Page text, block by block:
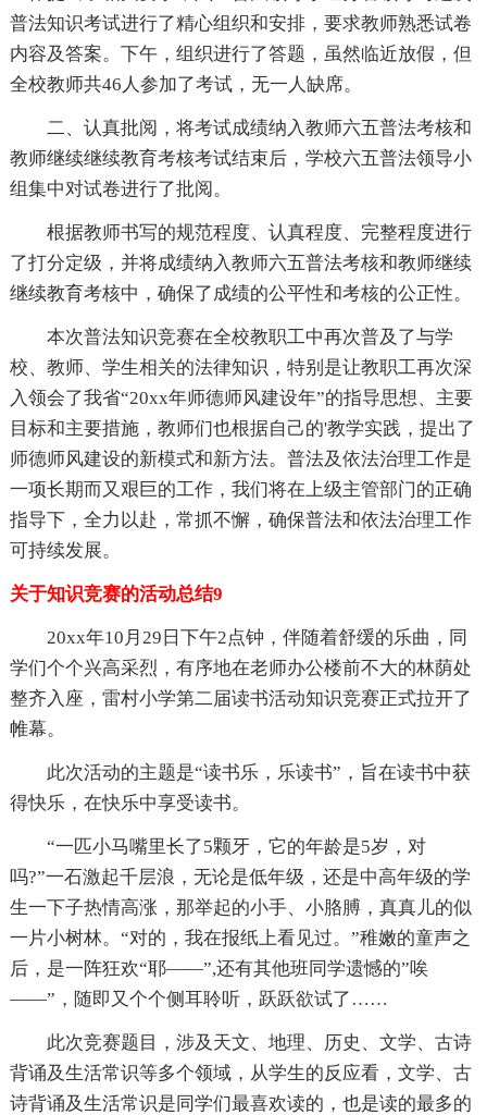
普法知识考试进行了精心组织和安排，要求教师熟悉试卷
内容及答案。下午，组织进行了答题，虽然临近放假，但
全校教师共46人参加了考试，无一人缺席。
二、认真批阅，将考试成绩纳入教师六五普法考核和
教师继续继续教育考核考试结束后，学校六五普法领导小
组集中对试卷进行了批阅。
根据教师书写的规范程度、认真程度、完整程度进行
了打分定级，并将成绩纳入教师六五普法考核和教师继续
继续教育考核中，确保了成绩的公平性和考核的公正性。
本次普法知识竞赛在全校教职工中再次普及了与学
校、教师、学生相关的法律知识，特别是让教职工再次深
入领会了我省“20xx年师德师风建设年”的指导思想、主要
目标和主要措施，教师们也根据自己的'教学实践，提出了
师德师风建设的新模式和新方法。普法及依法治理工作是
一项长期而又艰巨的工作，我们将在上级主管部门的正确
指导下，全力以赴，常抓不懈，确保普法和依法治理工作
可持续发展。
关于知识竞赛的活动总结9
20xx年10月29日下午2点钟，伴随着舒缓的乐曲，同
学们个个兴高采烈，有序地在老师办公楼前不大的林荫处
整齐入座，雷村小学第二届读书活动知识竞赛正式拉开了
帷幕。
此次活动的主题是“读书乐，乐读书”，旨在读书中获
得快乐，在快乐中享受读书。
“一匹小马嘴里长了5颗牙，它的年龄是5岁，对
吗?”一石激起千层浪，无论是低年级，还是中高年级的学
生一下子热情高涨，那举起的小手、小胳膊，真真儿的似
一片小树林。“对的，我在报纸上看见过。”稚嫩的童声之
后，是一阵狂欢“耶——”,还有其他班同学遗憾的”唉
——”，随即又个个侧耳聆听，跃跃欲试了……
此次竞赛题目，涉及天文、地理、历史、文学、古诗
背诵及生活常识等多个领域，从学生的反应看，文学、古
诗背诵及生活常识是同学们最喜欢读的，也是读的最多的